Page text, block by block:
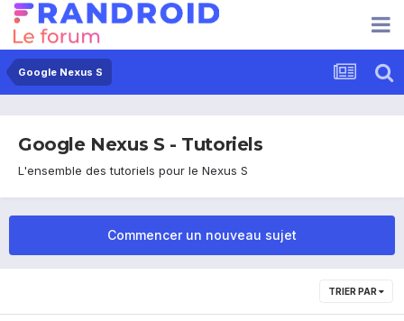
Google Nexus S
Google Nexus S - Tutoriels
L'ensemble des tutoriels pour le Nexus S
Commencer un nouveau sujet
TRIER PAR